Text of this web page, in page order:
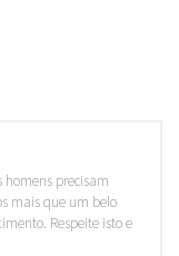
precisam
mais que um belo
Respeite isto e